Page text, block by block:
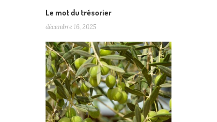
Le mot du trésorier
décembre 16, 2025